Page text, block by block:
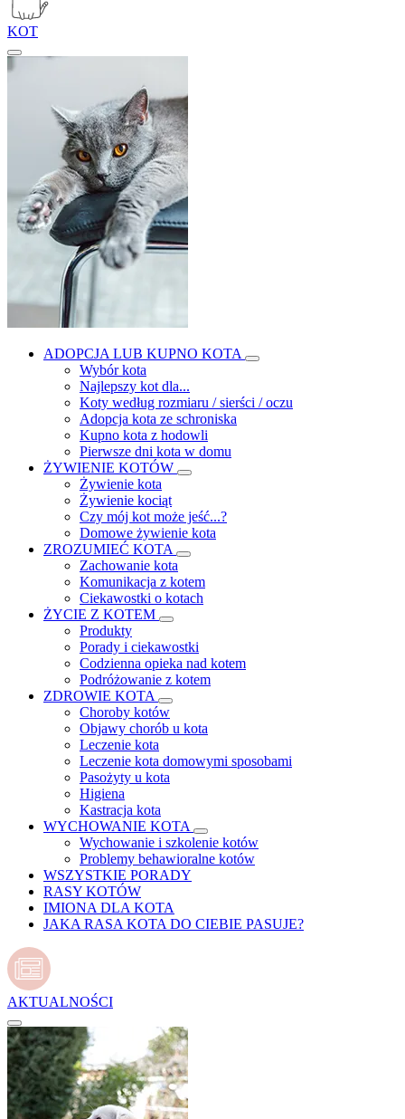
KOT
ADOPCJA LUB KUPNO KOTA
Wybór kota
Najlepszy kot dla...
Koty według rozmiaru / sierści / oczu
Adopcja kota ze schroniska
Kupno kota z hodowli
Pierwsze dni kota w domu
ŻYWIENIE KOTÓW
Żywienie kota
Żywienie kociąt
Czy mój kot może jeść...?
Domowe żywienie kota
ZROZUMIEĆ KOTA
Zachowanie kota
Komunikacja z kotem
Ciekawostki o kotach
ŻYCIE Z KOTEM
Produkty
Porady i ciekawostki
Codzienna opieka nad kotem
Podróżowanie z kotem
ZDROWIE KOTA
Choroby kotów
Objawy chorób u kota
Leczenie kota
Leczenie kota domowymi sposobami
Pasożyty u kota
Higiena
Kastracja kota
WYCHOWANIE KOTA
Wychowanie i szkolenie kotów
Problemy behawioralne kotów
WSZYSTKIE PORADY
RASY KOTÓW
IMIONA DLA KOTA
JAKA RASA KOTA DO CIEBIE PASUJE?
AKTUALNOŚCI